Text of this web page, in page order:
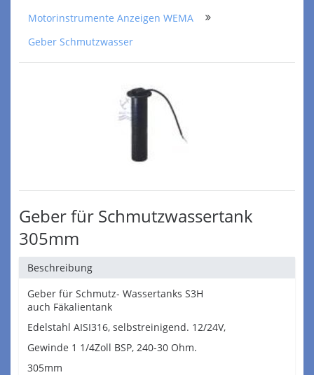
Motorinstrumente Anzeigen WEMA
Geber Schmutzwasser
Geber für Schmutzwassertank
305mm
Beschreibung
Geber für Schmutz- Wassertanks S3H
auch Fäkalientank
Edelstahl AISI316, selbstreinigend. 12/24V,
Gewinde 1 1/4Zoll BSP, 240-30 Ohm.
305mm